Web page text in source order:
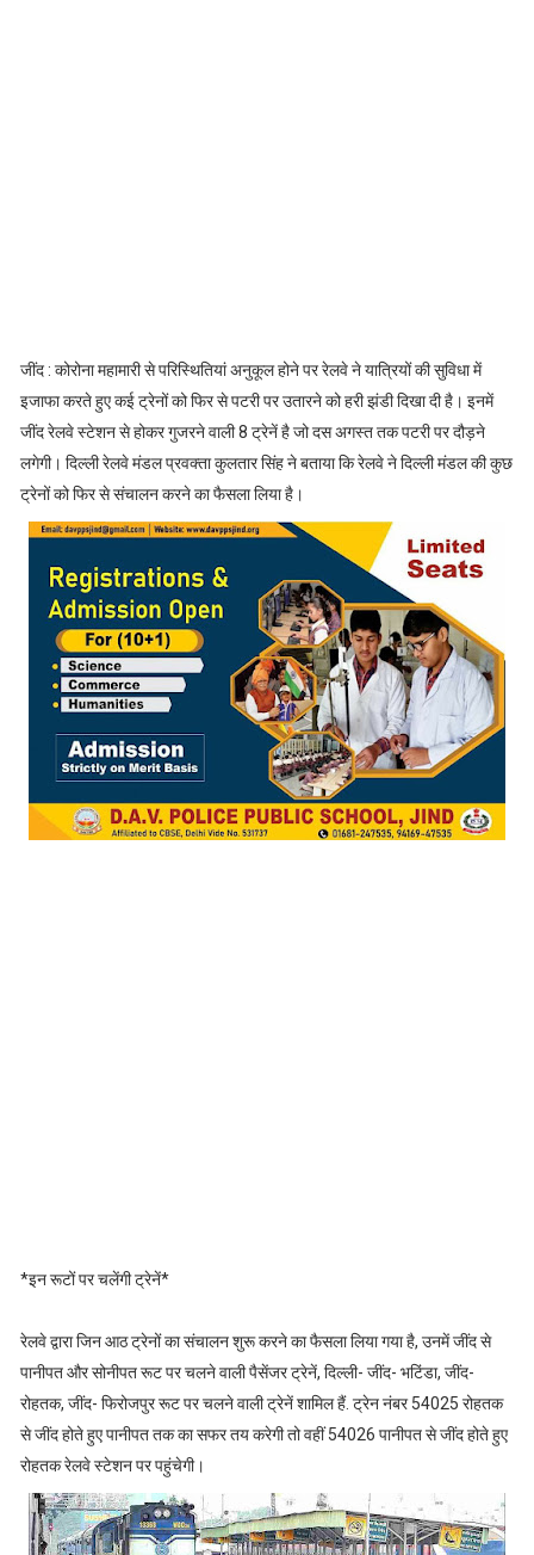
जींद : कोरोना महामारी से परिस्थितियां अनुकूल होने पर रेलवे ने यात्रियों की सुविधा में
इजाफा करते हुए कई ट्रेनों को फिर से पटरी पर उतारने को हरी झंडी दिखा दी है। इनमें
जींद रेलवे स्टेशन से होकर गुजरने वाली 8 ट्रेनें है जो दस अगस्त तक पटरी पर दौड़ने
लगेगी। दिल्ली रेलवे मंडल प्रवक्ता कुलतार सिंह ने बताया कि रेलवे ने दिल्ली मंडल की कुछ
ट्रेनों को फिर से संचालन करने का फैसला लिया है।
*इन रूटों पर चलेंगी ट्रेनें*
रेलवे द्वारा जिन आठ ट्रेनों का संचालन शुरू करने का फैसला लिया गया है, उनमें जींद से
पानीपत और सोनीपत रूट पर चलने वाली पैसेंजर ट्रेनें, दिल्ली- जींद- भटिंडा, जींद-
रोहतक, जींद- फिरोजपुर रूट पर चलने वाली ट्रेनें शामिल हैं. ट्रेन नंबर 54025 रोहतक
से जींद होते हुए पानीपत तक का सफर तय करेगी तो वहीं 54026 पानीपत से जींद होते हुए
रोहतक रेलवे स्टेशन पर पहुंचेगी।